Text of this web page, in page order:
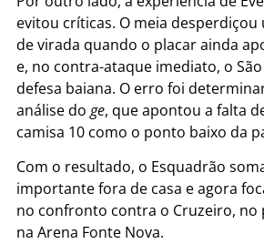
evitou críticas. O meia desperdiçou
de virada quando o placar ainda
e, no contra-ataque imediato, o
defesa baiana. O erro foi
análise do ge, que apontou a falta
camisa 10 como o ponto baixo da
Com o resultado, o Esquadrão
importante fora de casa e agora
no confronto contra o Cruzeiro, no
na Arena Fonte Nova.